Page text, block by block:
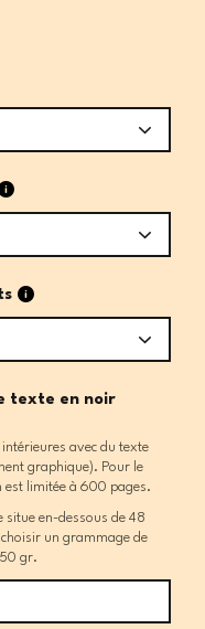
6
texte en noir
avec du texte
graphique). Pour le
est limitée à 600 pages.
en-dessous de 48
un grammage de
gr.